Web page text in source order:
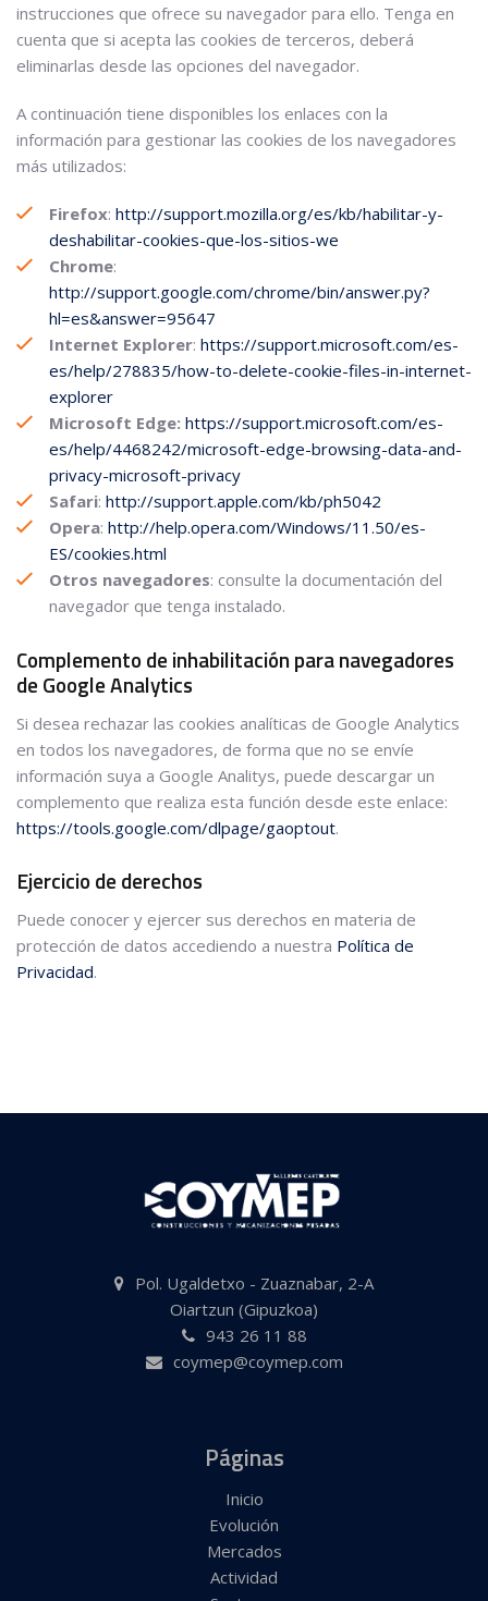
instrucciones que ofrece su navegador para ello. Tenga en
cuenta que si acepta las cookies de terceros, deberá
eliminarlas desde las opciones del navegador.
A continuación tiene disponibles los enlaces con la
información para gestionar las cookies de los navegadores
más utilizados:
Firefox: http://support.mozilla.org/es/kb/habilitar-y-
deshabilitar-cookies-que-los-sitios-we
Chrome:
http://support.google.com/chrome/bin/answer.py?
hl=es&answer=95647
Internet Explorer: https://support.microsoft.com/es-
es/help/278835/how-to-delete-cookie-files-in-internet-
explorer
Microsoft Edge: https://support.microsoft.com/es-
es/help/4468242/microsoft-edge-browsing-data-and-
privacy-microsoft-privacy
Safari: http://support.apple.com/kb/ph5042
Opera: http://help.opera.com/Windows/11.50/es-
ES/cookies.html
Otros navegadores: consulte la documentación del
navegador que tenga instalado.
Complemento de inhabilitación para navegadores
de Google Analytics
Si desea rechazar las cookies analíticas de Google Analytics
en todos los navegadores, de forma que no se envíe
información suya a Google Analitys, puede descargar un
complemento que realiza esta función desde este enlace:
https://tools.google.com/dlpage/gaoptout.
Ejercicio de derechos
Puede conocer y ejercer sus derechos en materia de
protección de datos accediendo a nuestra Política de
Privacidad.
Pol. Ugaldetxo - Zuaznabar, 2-A
Oiartzun (Gipuzkoa)
943 26 11 88
coymep@coymep.com
Páginas
Inicio
Evolución
Mercados
Actividad